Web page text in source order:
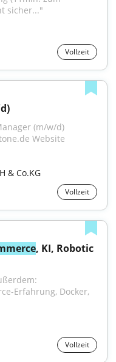
sicher..."
Vollzeit
(m/w/d)
Website
& Co.KG
Vollzeit
, KI, Robotic
Erfahrung, Docker,
Vollzeit